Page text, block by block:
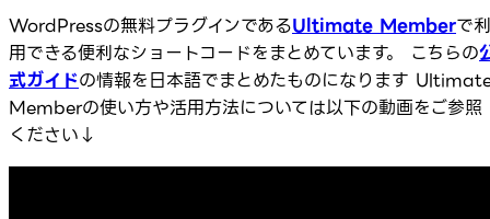
WordPressの無料プラグインであるUltimate Memberで利
用できる便利なショートコードをまとめています。 こちらの
式ガイドの情報を日本語でまとめたものになります
Memberの使い方や活用方法については以下の動画をご参照
ください↓